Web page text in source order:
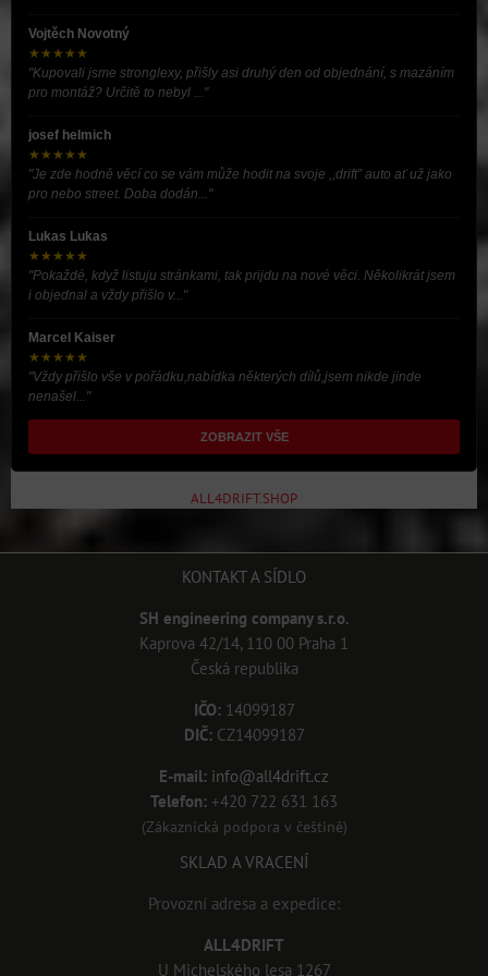
Vojtěch Novotný
★★★★★
"Kupovali jsme stronglexy, přišly asi druhý den od objednání, s mazáním
pro montáž? Určitě to nebyl ..."
josef helmich
★★★★★
"Je zde hodně věcí co se vám může hodit na svoje ,,drift” auto ať už jako
pro nebo street. Doba dodán..."
Lukas Lukas
★★★★★
"Pokaždé, když listuju stránkami, tak prijdu na nové věci. Několikrát jsem
i objednal a vždy přišlo v..."
Marcel Kaiser
★★★★★
"Vždy přišlo vše v pořádku,nabídka některých dílů,jsem nikde jinde
nenašel..."
ZOBRAZIT VŠE
ALL4DRIFT.SHOP
KONTAKT A SÍDLO
SH engineering company s.r.o.
Kaprova 42/14, 110 00 Praha 1
Česká republika
IČO:14099187
DIČ:CZ14099187
E-mail: info@all4drift.cz
Telefon: +420 722 631 163
(Zákaznická podpora v češtině)
SKLAD A VRACENÍ
Provozní adresa a expedice:
ALL4DRIFT
U Michelského lesa 1267